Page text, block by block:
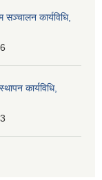
सञ्‍चालन कार्यविधि,
कार्यविधि,